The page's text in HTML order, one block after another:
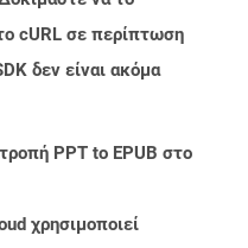
cURL σε περίπτωση
δεν είναι ακόμα
PPT to EPUB στο
χρησιμοποιεί